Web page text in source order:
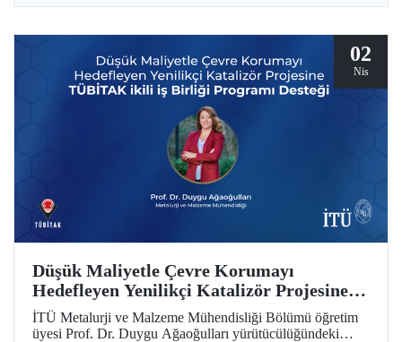
02
Nis
Düşük Maliyetle Çevre Korumayı
Hedefleyen Yenilikçi Katalizör Projesine
TÜBİTAK İkili İş Birliği Programı Desteği
İTÜ Metalurji ve Malzeme Mühendisliği Bölümü öğretim
üyesi Prof. Dr. Duygu Ağaoğulları yürütücülüğündeki